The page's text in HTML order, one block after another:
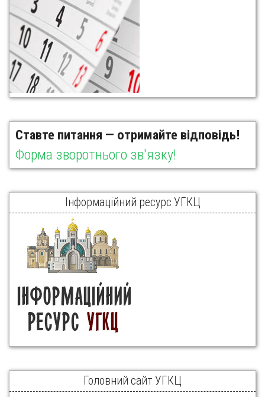
Ставте питання — отримайте відповідь!
Форма зворотнього зв'язку!
Інформаційний ресурс УГКЦ
Головний сайт УГКЦ